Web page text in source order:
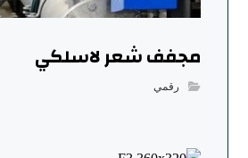
مجفف شعر لاسلكي
رقمي